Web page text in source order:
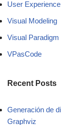
User Experience
Visual Modeling
Visual Paradigm
VPasCode
Recent Posts
Generación de
Graphviz